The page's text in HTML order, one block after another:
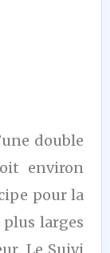
double
environ
pour la
larges